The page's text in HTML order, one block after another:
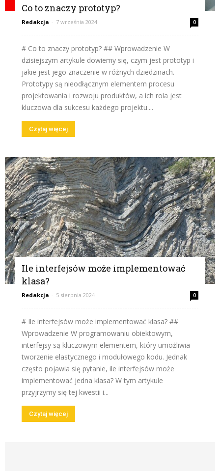
Co to znaczy prototyp?
Redakcja - 7 września 2024 0
# Co to znaczy prototyp? ## Wprowadzenie W
dzisiejszym artykule dowiemy się, czym jest prototyp i
jakie jest jego znaczenie w różnych dziedzinach.
Prototypy są nieodłącznym elementem procesu
projektowania i rozwoju produktów, a ich rola jest
kluczowa dla sukcesu każdego projektu....
Czytaj więcej
Ile interfejsów może implementować
klasa?
Redakcja - 5 sierpnia 2024 0
# Ile interfejsów może implementować klasa? ##
Wprowadzenie W programowaniu obiektowym,
interfejsy są kluczowym elementem, który umożliwia
tworzenie elastycznego i modułowego kodu. Jednak
często pojawia się pytanie, ile interfejsów może
implementować jedna klasa? W tym artykule
przyjrzymy się tej kwestii i...
Czytaj więcej